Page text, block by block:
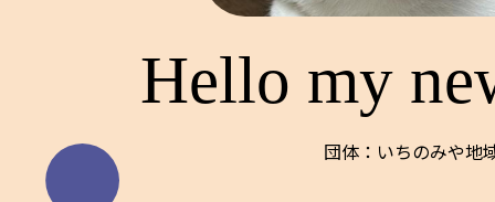
Hello my
団体：いちのみや地